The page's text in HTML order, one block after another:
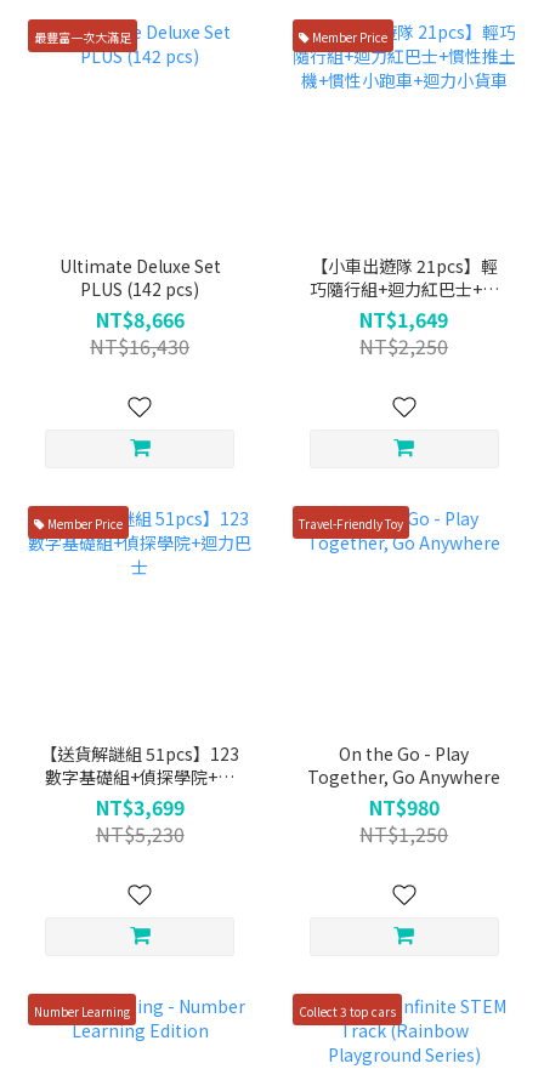
最豐富一次大滿足
Ultimate Deluxe Set
PLUS (142 pcs)
NT$8,666
NT$16,430
Member Price
【小車出遊隊 21pcs】輕
巧隨行組+迴力紅巴士+慣
性推土機+慣性小跑車+迴
力小貨車
NT$1,649
NT$2,250
Member Price
【送貨解謎組 51pcs】123
數字基礎組+偵探學院+迴
力巴士
NT$3,699
NT$5,230
Travel-Friendly Toy
On the Go - Play
Together, Go Anywhere
NT$980
NT$1,250
Number Learning Collect 3 top cars